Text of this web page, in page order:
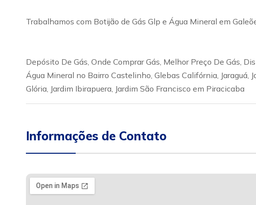
Trabalhamos com Botijão de Gás Glp e Água Mineral em
Depósito De Gás, Onde Comprar Gás, Melhor Preço De Gás,
Água Mineral no Bairro Castelinho, Glebas Califórnia, Jaraguá,
Glória, Jardim Ibirapuera, Jardim São Francisco em Piracicaba
Informações de Contato